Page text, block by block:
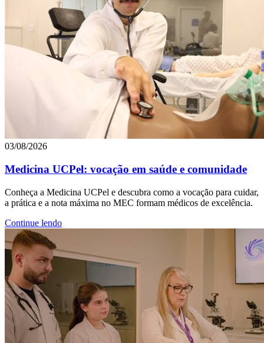
03/08/2026
Medicina UCPel: vocação em saúde e comunidade
Conheça a Medicina UCPel e descubra como a vocação para cuidar,
a prática e a nota máxima no MEC formam médicos de excelência.
Continue lendo